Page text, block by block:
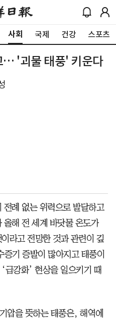
사회 국제 건강 스포츠
… '괴물 태풍' 키운다
례 없는 위력으로 발달하고
해 전 세계 바닷물 온도가
라고 전망한 것과 관련이 깊
기 증발이 많아지고 태풍이
급강화’ 현상을 일으키기 때
압을 뜻하는 태풍은, 해역에